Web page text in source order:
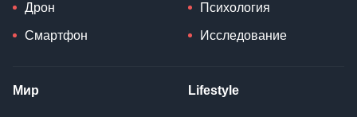
Дрон
Смартфон
Психология
Исследование
Мир Lifestyle